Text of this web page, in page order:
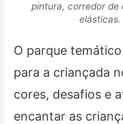
pintura, corredor de
O parque
para a criançada
cores, desafios e
encantar as